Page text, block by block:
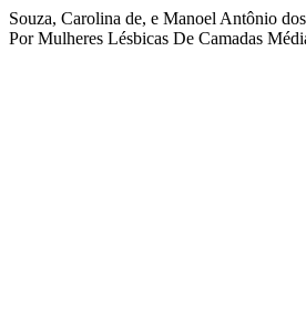
Souza, Carolina de, e Manoel Antônio
Por Mulheres Lésbicas De Camadas